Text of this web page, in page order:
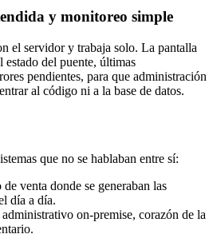
y monitoreo simple
el servidor y trabaja solo. La pantalla
estado del puente, últimas
pendientes, para que administración
al código ni a la base de datos.
que no se hablaban entre sí:
venta donde se generaban las
día a día.
on-premise, corazón de la